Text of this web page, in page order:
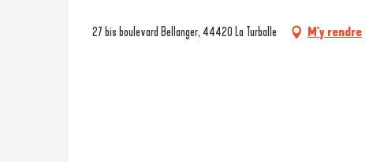
27 bis boulevard Bellanger, 44420 La Turballe M'y rendre